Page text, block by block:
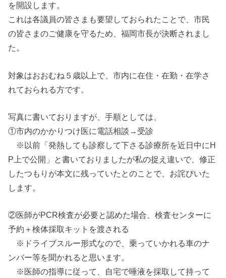
を開設します。
これは各議員の皆さまも要望しておられたことで、市民
の皆さまのご健康を守るため、福岡市長が決断されまし
た。
対象はおおむね５歳以上で、市内に在住・在勤・在学さ
れておられる方です。
写真に書いておりますが、手順としては、
①市内のかかりつけ医に電話相談→受診
※以前「発熱しても診察して下さる診療所を近日中にH
P上で公開」と書いておりましたが私の捉え違いで、修正
したつもりが本文に残っていたとのことで、お詫びいた
します。
②医師がPCR検査が必要と認めた場合、検査センターに
予約＋検体採取キットを渡される
※ドライブスルー形式なので、乗っていかれる車のナ
ンバー等を聞かれると思います。
※医師の指導に従って、自宅で唾液を採取して持って